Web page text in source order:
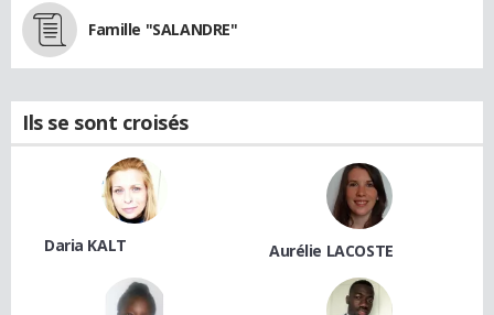
Famille "SALANDRE"
Ils se sont croisés
Daria KALT Aurélie LACOSTE